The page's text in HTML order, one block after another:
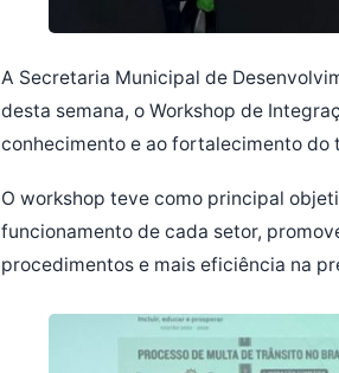
A Secretaria Municipal de
desta semana, o Workshop de
conhecimento e ao fortalecimento do
O workshop teve como principal
funcionamento de cada setor,
procedimentos e mais eficiência na